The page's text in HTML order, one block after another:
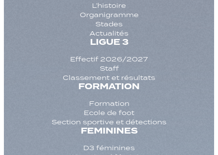
L’histoire
Organigramme
Stades
Actualités
LIGUE 3
Effectif 2026/2027
Staff
Classement et résultats
FORMATION
Formation
Ecole de foot
Section sportive et détections
FEMININES
D3 féminines